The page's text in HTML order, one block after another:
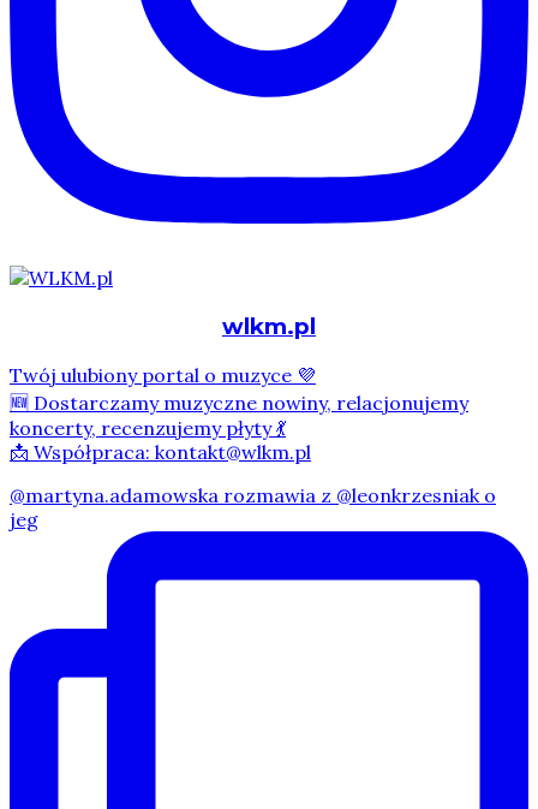
wlkm.pl
Twój ulubiony portal o muzyce 💜
🆕 Dostarczamy muzyczne nowiny, relacjonujemy
koncerty, recenzujemy płyty 💃
📩 Współpraca: kontakt@wlkm.pl
@martyna.adamowska rozmawia z @leonkrzesniak o
jeg